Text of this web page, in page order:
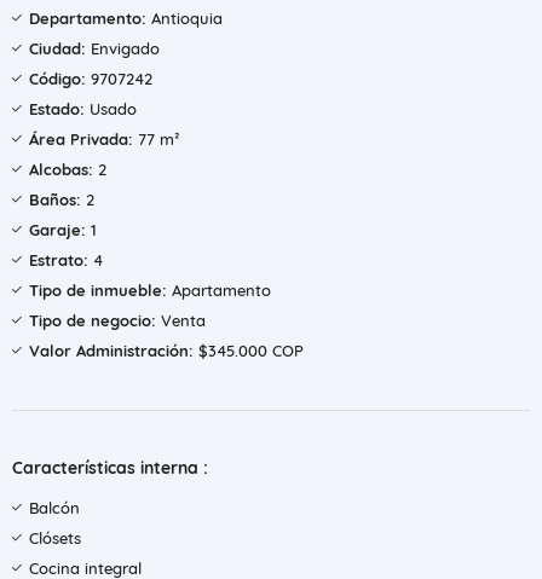
Departamento: Antioquia
Ciudad: Envigado
Código: 9707242
Estado: Usado
Área Privada: 77 m²
Alcobas: 2
Baños: 2
Garaje: 1
Estrato: 4
Tipo de inmueble: Apartamento
Tipo de negocio: Venta
Valor Administración: $345.000 COP
Características interna :
Balcón
Clósets
Cocina integral